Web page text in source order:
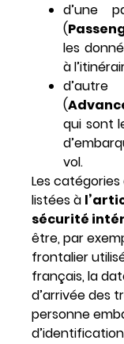
d’une
(
les
à
(
qui sont
vol.
Les
listées à
sécurité
être, par
frontalier
français, la
d’arrivée des
personne